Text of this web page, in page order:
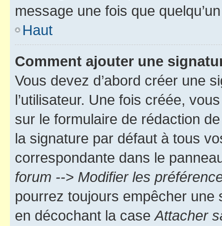
message une fois que
Haut
Comment ajouter une
Vous devez d’abord créer une
l’utilisateur. Une fois créée,
sur le formulaire de rédaction
la signature par défaut à tous
correspondante dans le
forum --> Modifier les
pourrez toujours empêcher une
en décochant la caseAttacher